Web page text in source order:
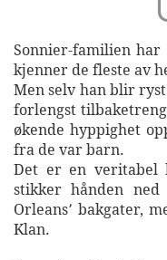
Sonnier-familien har
kjenner de fleste av
Men selv han blir
forlengst
økende hyppighet
fra de var barn.
Det er en veritabel
stikker hånden
Orleans՚ bakgater,
Klan.